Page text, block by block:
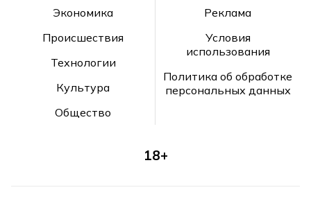
Экономика
Происшествия
Технологии
Культура
Общество
Реклама
Условия
использования
Политика об обработке
персональных данных
18+